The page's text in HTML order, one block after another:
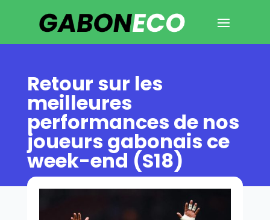
Retour sur les
meilleures
performances de nos
joueurs gabonais ce
week-end (S18)